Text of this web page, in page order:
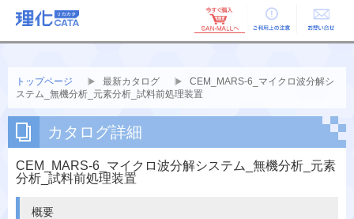
ご利用上の お問い合せ
トップページ 最新カタログ
CEM_MARS-6_マイクロ波分解シ
ステム_無機分析_元素分析_試料前処理装置
カタログ詳細
CEM_MARS-6_マイクロ波分解システム_無機分析_元素
分析_試料前処理装置
概要